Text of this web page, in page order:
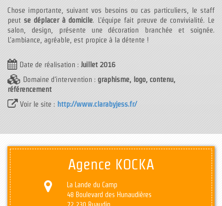
Chose importante, suivant vos besoins ou cas particuliers, le staff
peutse déplacer à domicile. L'équipe fait preuve de convivialité. Le
salon, design, présente une décoration branchée et soignée.
L'ambiance, agréable, est propice à la détente !
Date de réalisation : Juillet 2016
Domaine d'intervention : graphisme, logo, contenu,
référencement
Voir le site : http://www.clarabyjess.fr/
Agence KOCKA
La Lande du Camp
48 Boulevard des Hunaudières